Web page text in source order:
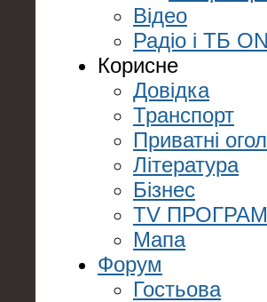
Відео
Радіо і ТБ
Корисне
Довідка
Транспорт
Приватні
Література
Бізнес
TV
Мапа
Форум
Гостьова